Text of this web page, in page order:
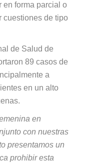
en forma parcial o
cuestiones de tipo
de Salud de
89 casos de
a
en un alto
en
con nuestras
presentamos un
prohibir esta